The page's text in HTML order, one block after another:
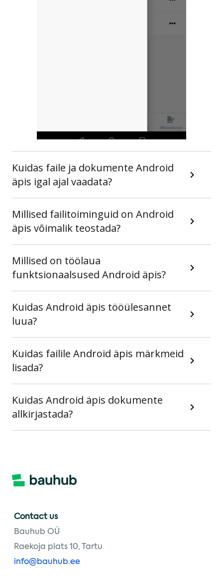
Kuidas faile ja dokumente Android
äpis igal ajal vaadata?
Millised failitoiminguid on Android
äpis võimalik teostada?
Millised on töölaua
funktsionaalsused Android äpis?
Kuidas Android äpis tööülesannet
luua?
Kuidas failile Android äpis märkmeid
lisada?
Kuidas Android äpis dokumente
allkirjastada?
Contact us
Bauhub OÜ
Raekoja plats 10, Tartu
info@bauhub.ee